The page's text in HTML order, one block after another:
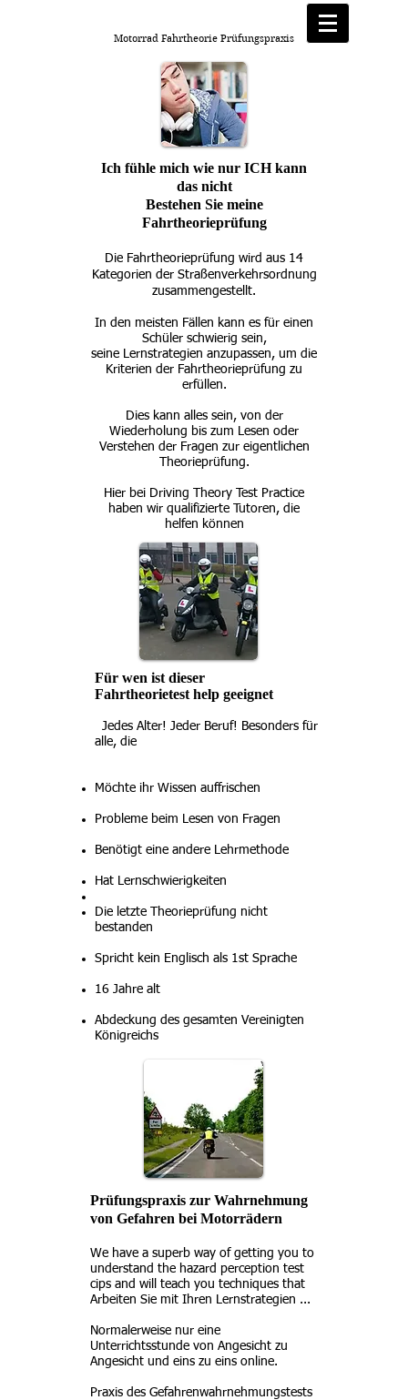
Motorrad Fahrtheorie Prüfungspraxis
Ich fühle mich wie nur ICH kann
das nicht
Bestehen Sie meine
Fahrtheorieprüfung
Die Fahrtheorieprüfung wird aus 14
Kategorien der Straßenverkehrsordnung
zusammengestellt.
In den meisten Fällen kann es für einen
Schüler schwierig sein,
seine Lernstrategien anzupassen, um die
Kriterien der Fahrtheorieprüfung zu
erfüllen.
Dies kann alles sein, von der
Wiederholung bis zum Lesen oder
Verstehen der Fragen zur eigentlichen
Theorieprüfung.
Hier bei Driving Theory Test Practice
haben wir qualifizierte Tutoren, die
helfen können
Für wen ist dieser
Fahrtheorietest help geeignet
Jedes Alter! Jeder Beruf! Besonders für
alle, die
Möchte ihr Wissen auffrischen
Probleme beim Lesen von Fragen
Benötigt eine andere Lehrmethode
Hat Lernschwierigkeiten
Die letzte Theorieprüfung nicht
bestanden
Spricht kein Englisch als 1st Sprache
16 Jahre alt
Abdeckung des gesamten Vereinigten
Königreichs
Prüfungspraxis zur Wahrnehmung
von Gefahren bei Motorrädern
We have a superb way of getting you to
understand the hazard perception test
cips and will teach you techniques that
Arbeiten Sie mit Ihren Lernstrategien ...
Normalerweise nur eine
Unterrichtsstunde von Angesicht zu
Angesicht und eins zu eins online.
Praxis des Gefahrenwahrnehmungstests